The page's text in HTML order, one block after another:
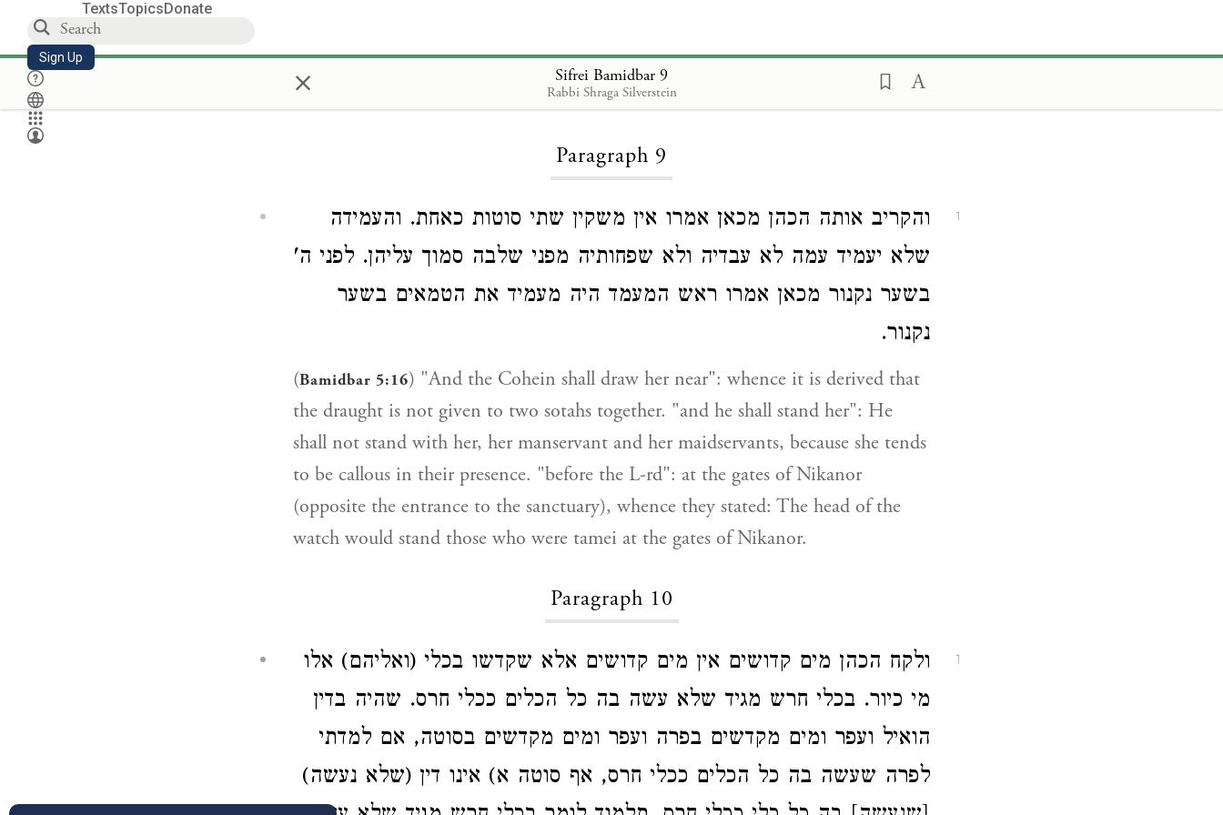
TextsTopicsDonate
Sign Up × Sifrei Bamidbar 9
Rabbi Shraga Silverstein
Loading...
Paragraph 9
1
והקריב אותה הכהן מכאן אמרו אין משקין שתי סוטות כאחת. והעמידה
שלא יעמיד עמה לא עבדיה ולא שפחותיה מפני שלבה סמוך עליהן. לפני ה'
בשער נקנור מכאן אמרו ראש המעמד היה מעמיד את הטמאים בשער
נקנור.
(Bamidbar 5:16) "And the Cohein shall draw her near": whence it is derived that
the draught is not given to two sotahs together. "and he shall stand her": He
shall not stand with her, her manservant and her maidservants, because she tends
to be callous in their presence. "before the L-rd": at the gates of Nikanor
(opposite the entrance to the sanctuary), whence they stated: The head of the
watch would stand those who were tamei at the gates of Nikanor.
Paragraph 10
1
ולקח הכהן מים קדושים אין מים קדושים אלא שקדשו בכלי (ואליהם) אלו
מי כיור. בכלי חרש מגיד שלא עשה בה כל הכלים ככלי חרס. שהיה בדין
הואיל ועפר ומים מקדשים בפרה ועפר ומים מקדשים בסוטה, אם למדתי
לפרה שעשה בה כל הכלים ככלי חרס, אף סוטה א) אינו דין (שלא נעשה)